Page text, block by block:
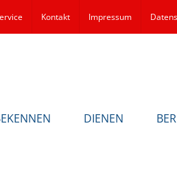
Kontakt Impressum
DIENEN